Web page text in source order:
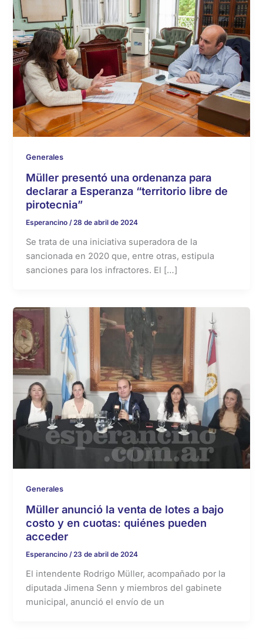
Generales
Müller presentó una ordenanza para
declarar a Esperanza “territorio libre de
pirotecnia”
Esperancino /28 de abril de 2024
Se trata de una iniciativa superadora de la
sancionada en 2020 que, entre otras, estipula
sanciones para los infractores. El […]
Generales
Müller anunció la venta de lotes a bajo
costo y en cuotas: quiénes pueden
acceder
Esperancino /23 de abril de 2024
El intendente Rodrigo Müller, acompañado por la
diputada Jimena Senn y miembros del gabinete
municipal, anunció el envío de un